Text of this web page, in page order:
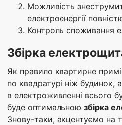
Можливість
електроенергії
Контроль споживання
Збірка
Як правило квартирне
по квадратурі ніж будинок,
в електроживленні всього
буде оптимальною збірка
Знову-таки, акцентуємо на